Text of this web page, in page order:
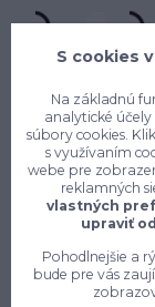
pre
S cookies
Na základnú
analytické
súbory cookies.
s využívaním
webe pre
reklamných
vlastných
upraviť
Pohodlnejšie a
bude pre vás